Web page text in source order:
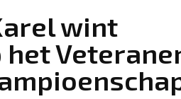
wint
het